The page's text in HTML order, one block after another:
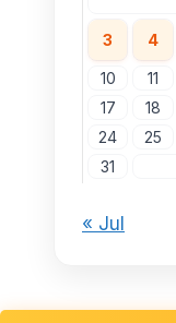
3 4
10 11
17
18
24
25
31
« Jul